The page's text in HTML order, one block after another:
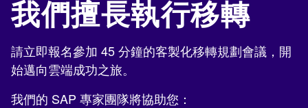
我們擅長執行移轉
請立即報名參加 45 分鐘的客製化移轉規劃會議，開
始邁向雲端成功之旅。
我們的 SAP 專家團隊將協助您：